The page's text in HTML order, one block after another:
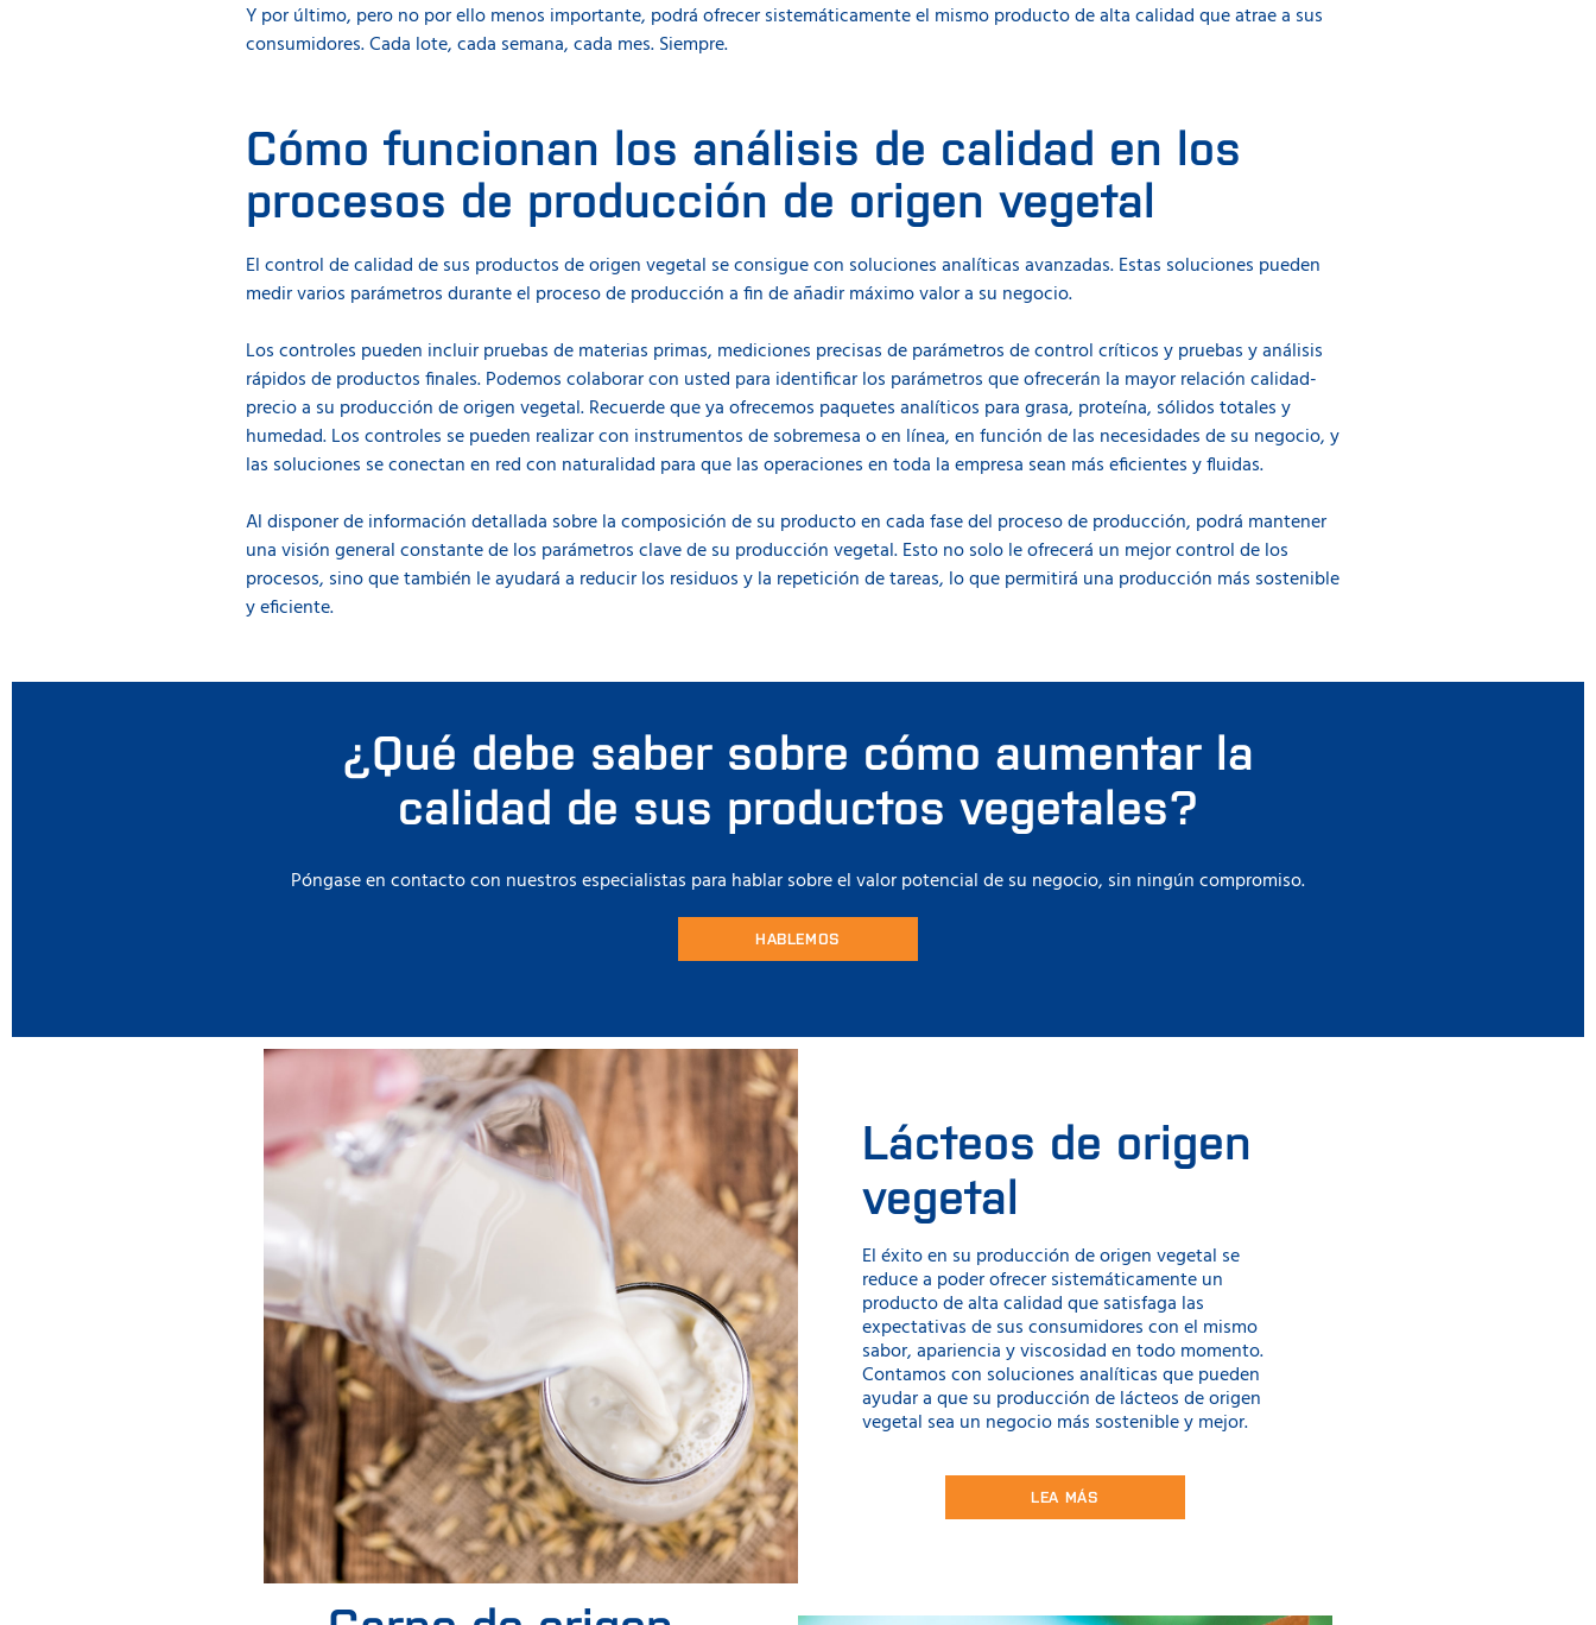
Y por último, pero no por ello menos importante, podrá ofrecer sistemáticamente el mismo producto de alta calidad que atrae a sus
consumidores. Cada lote, cada semana, cada mes. Siempre.
Cómo funcionan los análisis de calidad en los
procesos de producción de origen vegetal
El control de calidad de sus productos de origen vegetal se consigue con soluciones analíticas avanzadas. Estas soluciones pueden
medir varios parámetros durante el proceso de producción a fin de añadir máximo valor a su negocio.
Los controles pueden incluir pruebas de materias primas, mediciones precisas de parámetros de control críticos y pruebas y análisis
rápidos de productos finales. Podemos colaborar con usted para identificar los parámetros que ofrecerán la mayor relación calidad-
precio a su producción de origen vegetal. Recuerde que ya ofrecemos paquetes analíticos para grasa, proteína, sólidos totales y
humedad. Los controles se pueden realizar con instrumentos de sobremesa o en línea, en función de las necesidades de su negocio, y
las soluciones se conectan en red con naturalidad para que las operaciones en toda la empresa sean más eficientes y fluidas.
Al disponer de información detallada sobre la composición de su producto en cada fase del proceso de producción, podrá mantener
una visión general constante de los parámetros clave de su producción vegetal. Esto no solo le ofrecerá un mejor control de los
procesos, sino que también le ayudará a reducir los residuos y la repetición de tareas, lo que permitirá una producción más sostenible
y eficiente.
¿Qué debe saber sobre cómo aumentar la
calidad de sus productos vegetales?
Póngase en contacto con nuestros especialistas para hablar sobre el valor potencial de su negocio, sin ningún compromiso.
HABLEMOS
Lácteos de origen
vegetal
El éxito en su producción de origen vegetal se
reduce a poder ofrecer sistemáticamente un
producto de alta calidad que satisfaga las
expectativas de sus consumidores con el mismo
sabor, apariencia y viscosidad en todo momento.
Contamos con soluciones analíticas que pueden
ayudar a que su producción de lácteos de origen
vegetal sea un negocio más sostenible y mejor.
LEA MÁS